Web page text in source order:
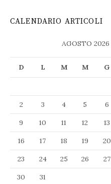
CALENDARIO ARTICOLI
AGOSTO 2026
D L M M G
2
3 4 5 6
9
10 11 12 13
16
17 18 19 20
23
24 25 26 27
30
31